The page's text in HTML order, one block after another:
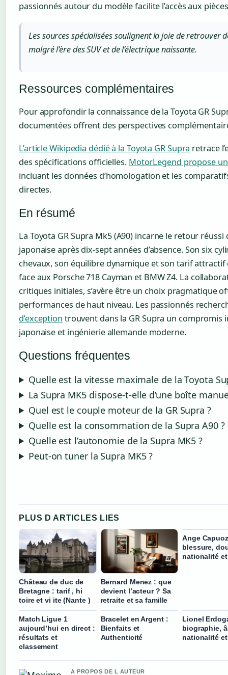
passionnés autour du modèle facilite l’accès aux
Les sources spécialisées soulignent la joie de retrouver
malgré l’ère des SUV et de l’électrique naissante.
Ressources complémentaires
Pour approfondir la connaissance de la Toyota GR
documentées offrent des perspectives
L’article Wikipedia dédié à la Toyota GR Supra retrace
des spécifications officielles. MotorLegend propose
incluant les données d’homologation et les
directes.
En résumé
La Toyota GR Supra Mk5 (A90) incarne le retour
japonaise après dix-sept années d’absence. Son six
chevaux, son équilibre dynamique et son tarif
face aux Porsche 718 Cayman et BMW Z4. La
critiques initiales, s’avère être un choix pragmatique
performances de haut niveau. Les passionnés
d’exception trouvent dans la GR Supra un
japonaise et ingénierie allemande moderne.
Questions fréquentes
Quelle est la vitesse maximale de la Toyota
La Supra MK5 dispose-t-elle d’une boîte
Quel est le couple moteur de la GR Supra ?
Quelle est la consommation de la Supra A90 ?
Quelle est l’autonomie de la Supra MK5 ?
Peut-on tuner la Supra MK5 ?
PLUS D ARTICLES LIES
Château de duc de
Bretagne : tarif , hi
toire et vi ite (Nante )
Bernard Menez : que
devient l’acteur ? Sa
retraite et sa famille
Ange
blessure,
nationalité
Match Ligue 1
aujourd’hui en direct :
résultats et
classement
Bracelet en Argent :
Bienfaits et
Authenticité
Lionel
biographie,
nationalité
A PROPOS DE L AUTEUR